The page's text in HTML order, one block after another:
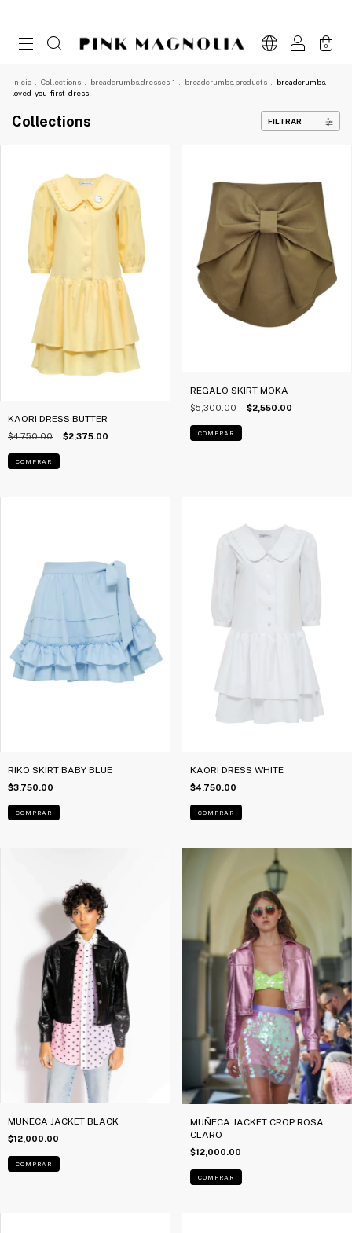
0
Inicio . Collections . breadcrumbs.dresses-1 . breadcrumbs.products . breadcrumbs.i-
loved-you-first-dress
Collections FILTRAR
KAORI DRESS BUTTER
$4,750.00 $2,375.00
COMPRAR
REGALO SKIRT MOKA
$5,300.00 $2,550.00
COMPRAR
RIKO SKIRT BABY BLUE
$3,750.00
COMPRAR
KAORI DRESS WHITE
$4,750.00
COMPRAR
MUÑECA JACKET BLACK
$12,000.00
COMPRAR
MUÑECA JACKET CROP ROSA
CLARO
$12,000.00
COMPRAR